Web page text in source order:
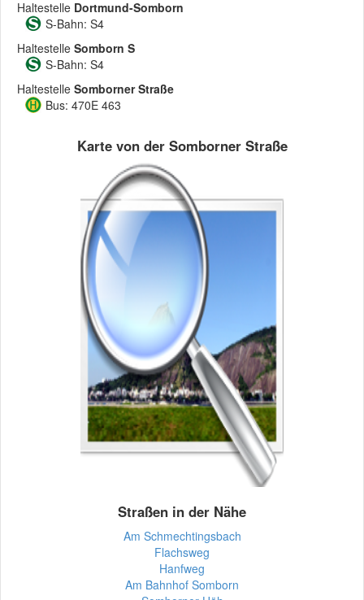
Haltestelle Dortmund-Somborn
S-Bahn: S4
Haltestelle Somborn S
S-Bahn: S4
Haltestelle Somborner Straße
Bus: 470E 463
Karte von der Somborner Straße
Straßen in der Nähe
Am Schmechtingsbach
Flachsweg
Hanfweg
Am Bahnhof Somborn